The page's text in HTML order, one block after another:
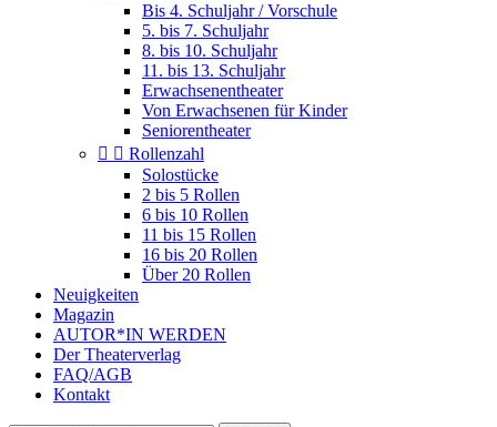
Bis 4. Schuljahr / Vorschule
5. bis 7. Schuljahr
8. bis 10. Schuljahr
11. bis 13. Schuljahr
Erwachsenentheater
Von Erwachsenen für Kinder
Seniorentheater
  Rollenzahl
Solostücke
2 bis 5 Rollen
6 bis 10 Rollen
11 bis 15 Rollen
16 bis 20 Rollen
Über 20 Rollen
Neuigkeiten
Magazin
AUTOR*IN WERDEN
Der Theaterverlag
FAQ/AGB
Kontakt